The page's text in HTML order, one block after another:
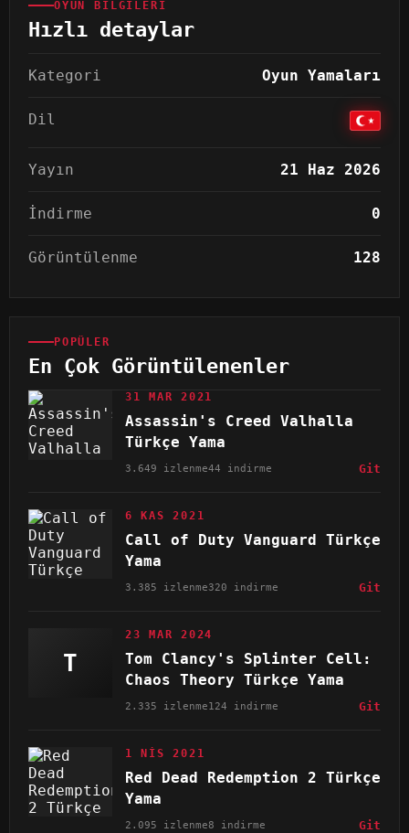
OYUN BILGILERI
Hızlı detaylar
Kategori Oyun Yamaları
Dil
Yayın 21 Haz 2026
İndirme 0
Görüntülenme 128
POPÜLER
En Çok Görüntülenenler
31 MAR 2021
Assassin's Creed Valhalla
Türkçe Yama
3.649 izlenme44 indirme Git
6 KAS 2021
Call of Duty Vanguard Türkçe
Yama
3.385 izlenme320 indirme Git
T
23 MAR 2024
Tom Clancy's Splinter Cell:
Chaos Theory Türkçe Yama
2.335 izlenme124 indirme Git
1 NIS 2021
Red Dead Redemption 2 Türkçe
Yama
2.095 izlenme8 indirme Git